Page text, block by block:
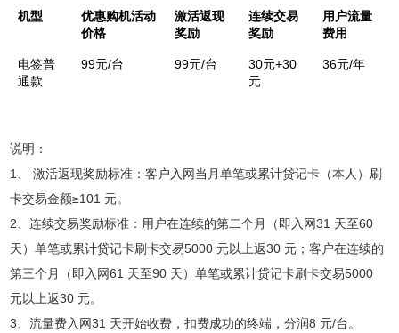
机型
优惠购机活动
价格
激活返现
奖励
连续交易
奖励
用户流量
费用
电签普
通款
99元/台 99元/台
30元+30
元
36元/年
说明：
1、 激活返现奖励标准：客户入网当月单笔或累计贷记卡（本人）刷
卡交易金额≥101 元。
2、连续交易奖励标准：用户在连续的第二个月（即入网31 天至60
天）单笔或累计贷记卡刷卡交易5000 元以上返30 元；客户在连续的
第三个月（即入网61 天至90 天）单笔或累计贷记卡刷卡交易5000
元以上返30 元。
3、流量费入网31 天开始收费，扣费成功的终端，分润8 元/台。